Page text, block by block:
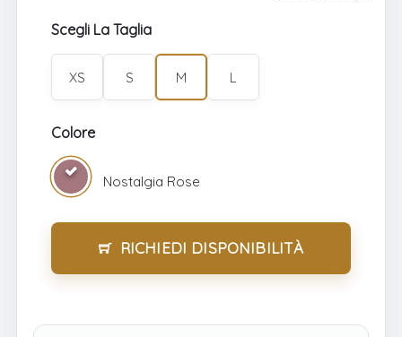
Scegli La Taglia
XS S M L
Colore
Nostalgia Rose
RICHIEDI DISPONIBILITÀ